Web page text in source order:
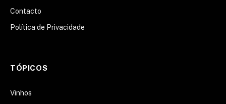
Contacto
Política de Privacidade
TÓPICOS
Vinhos